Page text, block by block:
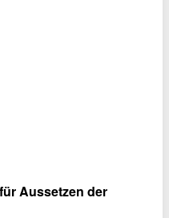
Aussetzen der